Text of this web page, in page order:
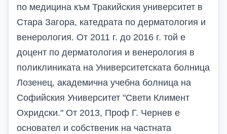
по медицина към Тракийския университет в
Стара Загора, катедрата по дерматология и
венерология. От 2011 г. до 2016 г. той е
доцент по дерматология и венерология в
поликлиниката на Университетската болница
Лозенец, академична учебна болница на
Софийския Университет ʺСвети Климент
Охридски.ʺ От 2013, Проф Г. Чернев е
основател и собственик на частната